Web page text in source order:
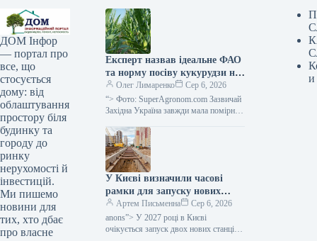
ДОМ Інфор
— портал про
все, що
стосується
дому: від
облаштування
простору біля
будинку та
городу до
ринку
нерухомості й
інвестицій.
Ми пишемо
новини для
тих, хто дбає
про власне
Експерт назвав ідеальне ФАО
та норму посіву кукурудзи на
силос для західного регіону
України — SuperAgronom.com
Олег Лимаренко
Сер 6, 2026
“> Фото: SuperAgronom.com Зазвичай
Західна Україна завжди мала помірний
вважалася зоною належного
зволоження, відповідно в цьому…
У Києві визначили часові
рамки для запуску нових
станцій метрополітену в
напрямку Виноградаря,
повідомив Мінфін.
Артем Письменна
Сер 6, 2026
anons”> У 2027 році в Києві
очікується запуск двох нових станцій
и